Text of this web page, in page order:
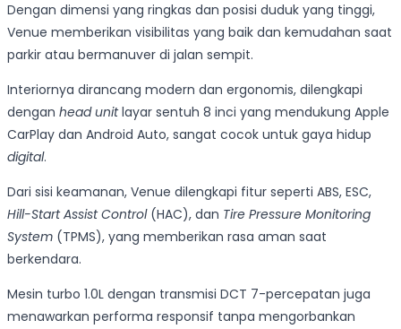
Dengan dimensi yang ringkas dan posisi duduk yang tinggi,
Venue memberikan visibilitas yang baik dan kemudahan saat
parkir atau bermanuver di jalan sempit.
Interiornya dirancang modern dan ergonomis, dilengkapi
dengan head unitlayar sentuh 8 inci yang mendukung Apple
CarPlay dan Android Auto, sangat cocok untuk gaya hidup
digital.
Dari sisi keamanan, Venue dilengkapi fitur seperti ABS, ESC,
Hill-Start Assist Control (HAC), dan Tire Pressure Monitoring
System (TPMS), yang memberikan rasa aman saat
berkendara.
Mesin turbo 1.0L dengan transmisi DCT 7-percepatan juga
menawarkan performa responsif tanpa mengorbankan